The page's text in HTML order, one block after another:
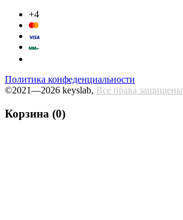
+4
Политика конфеденциальности
©2021—2026 keyslab, Все права защищены
Корзина (0)